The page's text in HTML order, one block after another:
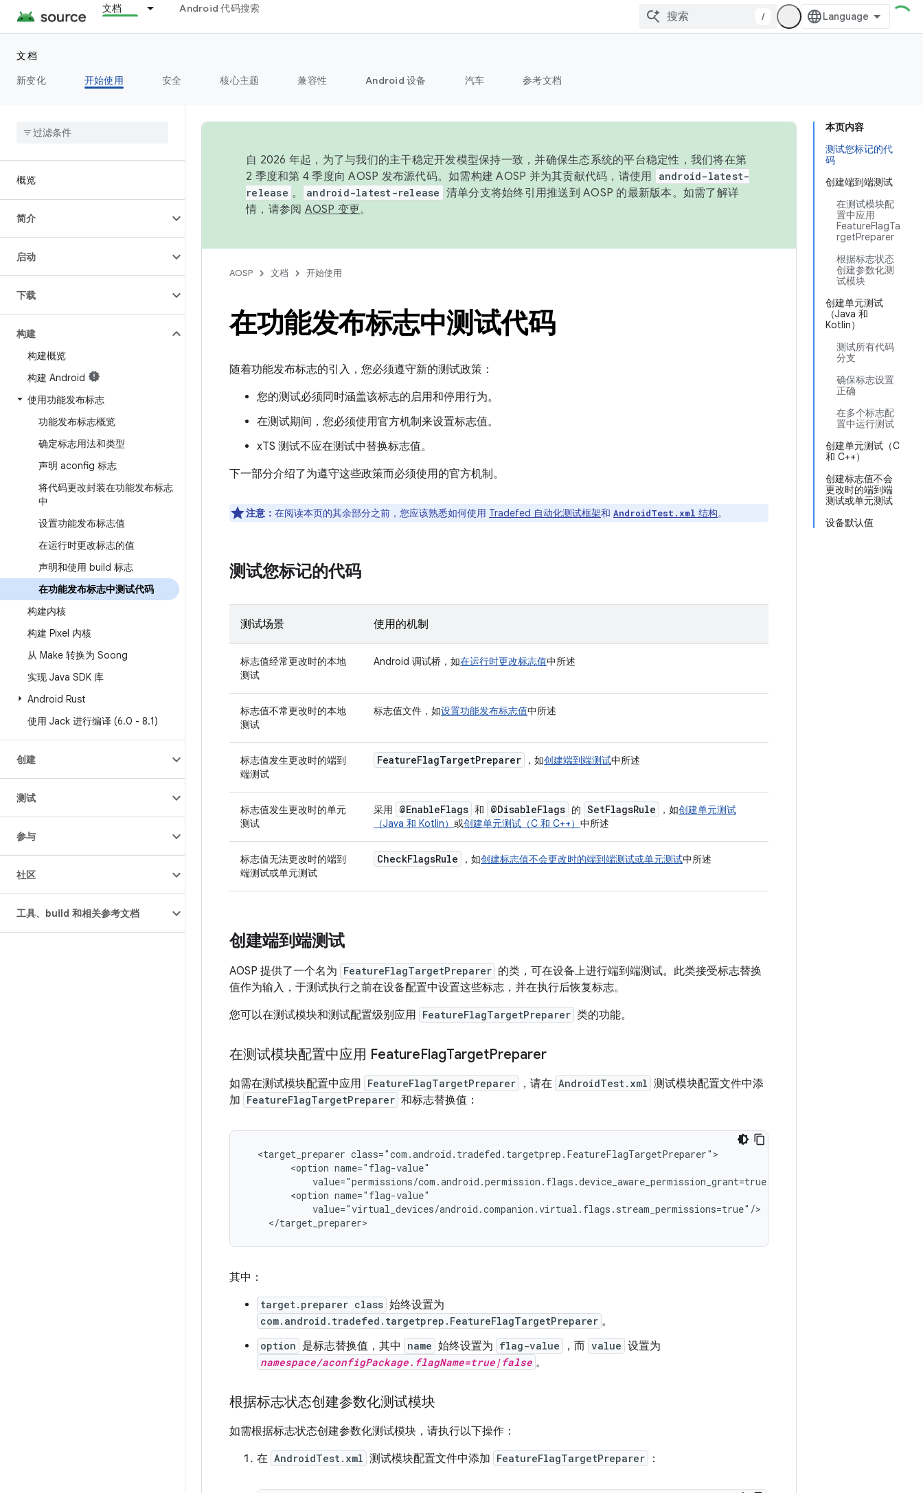
文档 Android 代码搜索
/
文档
新变化
开始使用 安全 核心主题 兼容性 Android 设备 汽车 参考文档
概览
简介
启动
下载
构建
构建概览
构建 Android
使用功能发布标志
功能发布标志概览
确定标志用法和类型
声明 aconfig 标志
将代码更改封装在功能发布标志
中
设置功能发布标志值
在运行时更改标志的值
声明和使用 build 标志
在功能发布标志中测试代码
构建内核
构建 Pixel 内核
从 Make 转换为 Soong
实现 Java SDK 库
Android Rust
使用 Jack 进行编译 (6.0 - 8.1)
创建
测试
参与
社区
工具、build 和相关参考文档
本页内容
测试您标记的代
码
创建端到端测试
在测试模块配
置中应用
FeatureFlagTa
rgetPreparer
根据标志状态
创建参数化测
试模块
创建单元测试
（Java 和
Kotlin）
测试所有代码
分支
确保标志设置
正确
在多个标志配
置中运行测试
创建单元测试（C
和 C++）
创建标志值不会
更改时的端到端
测试或单元测试
设备默认值
自 2026 年起，为了与我们的主干稳定开发模型保持一致，并确保生态系统的平台稳定性，我们将在第
2 季度和第 4 季度向 AOSP 发布源代码。如需构建 AOSP 并为其贡献代码，请使用
android-latest-
release 。 android-latest-release 清单分支将始终引用推送到 AOSP 的最新版本。如需了解详
情，请参阅 AOSP 变更。
AOSP 文档 开始使用
在功能发布标志中测试代码
随着功能发布标志的引入，您必须遵守新的测试政策：
您的测试必须同时涵盖该标志的启用和停用行为。
在测试期间，您必须使用官方机制来设置标志值。
xTS 测试不应在测试中替换标志值。
下一部分介绍了为遵守这些政策而必须使用的官方机制。
注意： 在阅读本页的其余部分之前，您应该熟悉如何使用 Tradefed 自动化测试框架和 AndroidTest.xml 结构。
测试您标记的代码
测试场景 使用的机制
标志值经常更改时的本地
测试
Android 调试桥，如在运行时更改标志值中所述
标志值不常更改时的本地
测试
标志值文件，如设置功能发布标志值中所述
标志值发生更改时的端到
端测试
FeatureFlagTargetPreparer ，如创建端到端测试中所述
标志值发生更改时的单元
测试
采用 @EnableFlags 和 @DisableFlags 的 SetFlagsRule ，如创建单元测试
（Java 和 Kotlin） 或创建单元测试（C 和 C++） 中所述
标志值无法更改时的端到
端测试或单元测试
CheckFlagsRule ，如创建标志值不会更改时的端到端测试或单元测试中所述
创建端到端测试
AOSP 提供了一个名为 FeatureFlagTargetPreparer 的类，可在设备上进行端到端测试。此类接受标志替换
值作为输入，于测试执行之前在设备配置中设置这些标志，并在执行后恢复标志。
您可以在测试模块和测试配置级别应用 FeatureFlagTargetPreparer 类的功能。
在测试模块配置中应用 FeatureFlagTargetPreparer
如需在测试模块配置中应用 FeatureFlagTargetPreparer ，请在 AndroidTest.xml 测试模块配置文件中添
加 FeatureFlagTargetPreparer 和标志替换值：
  <target_preparer class="com.android.tradefed.targetprep.FeatureFlagTargetPreparer">
        <option name="flag-value"
            value="permissions/com.android.permission.flags.device_aware_permission_grant=true"/>
        <option name="flag-value"
            value="virtual_devices/android.companion.virtual.flags.stream_permissions=true"/>
其中：
target.preparer class 始终设置为
com.android.tradefed.targetprep.FeatureFlagTargetPreparer 。
option 是标志替换值，其中 name 始终设置为 flag-value ，而 value 设置为
namespace/aconfigPackage.flagName=true|false 。
根据标志状态创建参数化测试模块
如需根据标志状态创建参数化测试模块，请执行以下操作：
在 AndroidTest.xml 测试模块配置文件中添加 FeatureFlagTargetPreparer ：